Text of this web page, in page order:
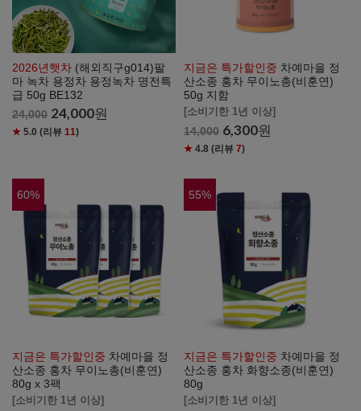
2026년햇차 (해외직구g014)팔
마 녹차 용정차 용정녹차 명전특
급 50g BE132
24,000 24,000원
★ 5.0 (리뷰 11)
지금은 특가할인중 차예마을 정
산소종 홍차 무이노총(비훈연)
50g 지함
[소비기한 1년 이상]
14,000 6,300원
★ 4.8 (리뷰7)
60%
지금은 특가할인중 차예마을 정
산소종 홍차 무이노총(비훈연)
80g x 3팩
[소비기한 1년 이상]
55%
지금은 특가할인중 차예마을 정
산소종 홍차 화향소종(비훈연)
80g
[소비기한 1년 이상]